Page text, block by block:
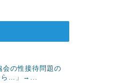
の性接待問題の
ら…」→...